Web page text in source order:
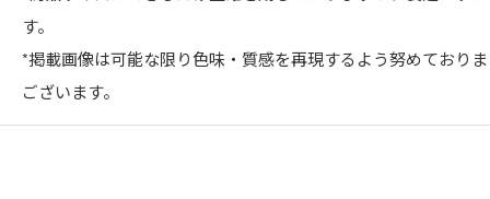
す。
*掲載画像は可能な限り色味・質感を再現するよう努めており
ございます。